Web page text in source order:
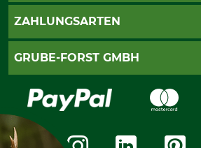
AGB
Widerrufsformular
Datenschutz
Zahlungsarten
ZAHLUNGSARTEN
PayPal
Vorkasse
GRUBE-FORST GMBH
Karriere
Über uns
Messetermine
Community